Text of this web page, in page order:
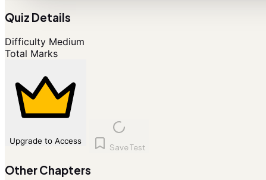
Quiz Details
Difficulty Medium
Total Marks
Upgrade to Access
Save Test
Other Chapters